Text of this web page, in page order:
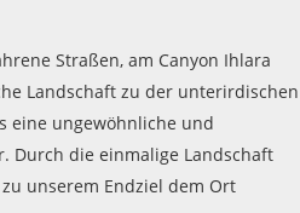
Straßen, am Canyon Ihlara
Landschaft zu der unterirdischen
eine ungewöhnliche und
Durch die einmalige Landschaft
unserem Endziel dem Ort